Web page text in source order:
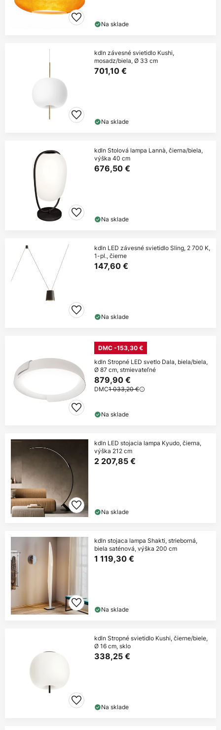
Na sklade
kdln závesné svietidlo Kushi,
mosadz/biela, Ø 33 cm
701,10 €
Na sklade
kdln Stolová lampa Lannà, čierna/biela,
výška 40 cm
676,50 €
Na sklade
kdln LED závesné svietidlo Sling, 2 700 K,
1-pl., čierne
147,60 €
Na sklade
DMC -153,30 €
kdln Stropné LED svetlo Dala, biela/biela,
Ø 87 cm, stmievateľné
879,90 €
DMC1 033,20 €
Na sklade
kdln LED stojacia lampa Kyudo, čierna,
výška 212 cm
2 207,85 €
Na sklade
kdln stojaca lampa Shakti, strieborná,
biela saténová, výška 200 cm
1 119,30 €
Na sklade
kdln Stropné svietidlo Kushi, čierne/biele,
Ø 16 cm, sklo
338,25 €
Na sklade